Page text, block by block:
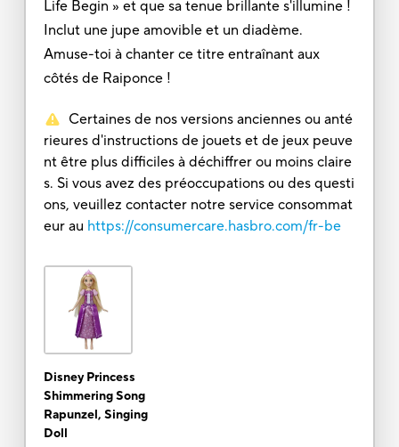
Life Begin » et que sa tenue brillante s'illumine !
Inclut une jupe amovible et un diadème.
Amuse-toi à chanter ce titre entraînant aux
côtés de Raiponce !
Certaines de nos versions anciennes ou anté
rieures d'instructions de jouets et de jeux peuve
nt être plus difficiles à déchiffrer ou moins claire
s. Si vous avez des préoccupations ou des questi
ons, veuillez contacter notre service consommat
eur au https://consumercare.hasbro.com/fr-be
Disney Princess
Shimmering Song
Rapunzel, Singing
Doll